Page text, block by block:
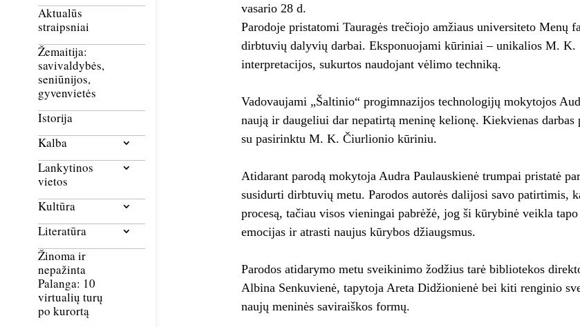
Aktualūs
straipsniai
Žemaitija:
savivaldybės,
seniūnijos,
gyvenvietės
Istorija
Kalba
Lankytinos
vietos
Kultūra
Literatūra
Žinoma ir
nepažinta
Palanga: 10
virtualių turų
po kurortą
vasario 28 d.
Parodoje pristatomi Tauragės trečiojo amžiaus universiteto Menų
dirbtuvių dalyvių darbai. Eksponuojami kūriniai – unikalios M.
interpretacijos, sukurtos naudojant vėlimo techniką.
Vadovaujami „Šaltinio“ progimnazijos technologijų mokytojos
naują ir daugeliui dar nepatirtą meninę kelionę. Kiekvienas
su pasirinktu M. K. Čiurlionio kūriniu.
Atidarant parodą mokytoja Audra Paulauskienė trumpai pristatė
susidurti dirbtuvių metu. Parodos autorės dalijosi savo patirtimis,
procesą, tačiau visos vieningai pabrėžė, jog ši kūrybinė veikla
emocijas ir atrasti naujus kūrybos džiaugsmus.
Parodos atidarymo metu sveikinimo žodžius tarė bibliotekos
Albina Senkuvienė, tapytoja Areta Didžionienė bei kiti renginio
naujų meninės saviraiškos formų.